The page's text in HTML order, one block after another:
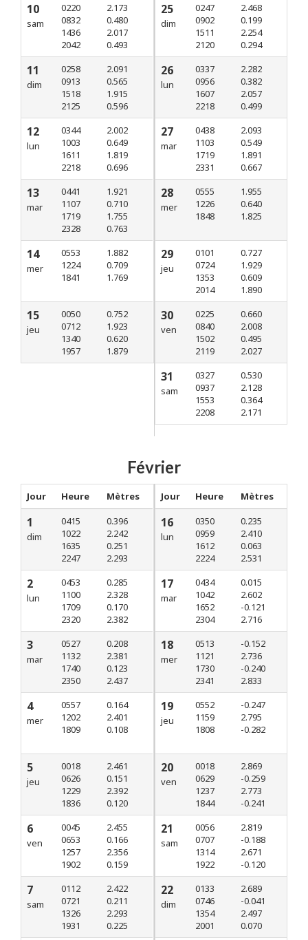
10
sam
0220
0832
1436
2042
2.173
0.480
2.017
0.493
11
dim
0258
0913
1518
2125
2.091
0.565
1.915
0.596
12
lun
0344
1003
1611
2218
2.002
0.649
1.819
0.696
13
mar
0441
1107
1719
2328
1.921
0.710
1.755
0.763
14
mer
0553
1224
1841
1.882
0.709
1.769
15
jeu
0050
0712
1340
1957
0.752
1.923
0.620
1.879
25
dim
0247
0902
1511
2120
2.468
0.199
2.254
0.294
26
lun
0337
0956
1607
2218
2.282
0.382
2.057
0.499
27
mar
0438
1103
1719
2331
2.093
0.549
1.891
0.667
28
mer
0555
1226
1848
1.955
0.640
1.825
29
jeu
0101
0724
1353
2014
0.727
1.929
0.609
1.890
30
ven
0225
0840
1502
2119
0.660
2.008
0.495
2.027
31
sam
0327
0937
1553
2208
0.530
2.128
0.364
2.171
Février
Jour Heure Mètres
1
dim
0415
1022
1635
2247
0.396
2.242
0.251
2.293
2
lun
0453
1100
1709
2320
0.285
2.328
0.170
2.382
3
mar
0527
1132
1740
2350
0.208
2.381
0.123
2.437
4
mer
0557
1202
1809
0.164
2.401
0.108
5
jeu
0018
0626
1229
1836
2.461
0.151
2.392
0.120
6
ven
0045
0653
1257
1902
2.455
0.166
2.356
0.159
7
sam
0112
0721
1326
1931
2.422
0.211
2.293
0.225
Jour Heure Mètres
16
lun
0350
0959
1612
2224
0.235
2.410
0.063
2.531
17
mar
0434
1042
1652
2304
0.015
2.602
-0.121
2.716
18
mer
0513
1121
1730
2341
-0.152
2.736
-0.240
2.833
19
jeu
0552
1159
1808
-0.247
2.795
-0.282
20
ven
0018
0629
1237
1844
2.869
-0.259
2.773
-0.241
21
sam
0056
0707
1314
1922
2.819
-0.188
2.671
-0.120
22
dim
0133
0746
1354
2001
2.689
-0.041
2.497
0.070